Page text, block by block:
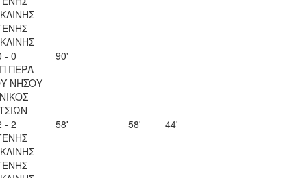
- 0
ΠΕΡΑ
ΝΗΣΟΥ
90'
- 2
58' 58' 44'